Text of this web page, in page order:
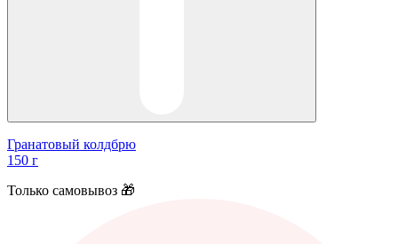
Гранатовый колдбрю
150 г
Только самовывоз 🎁